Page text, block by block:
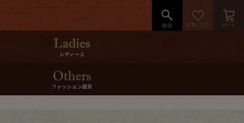
レディース
ファッション雑貨